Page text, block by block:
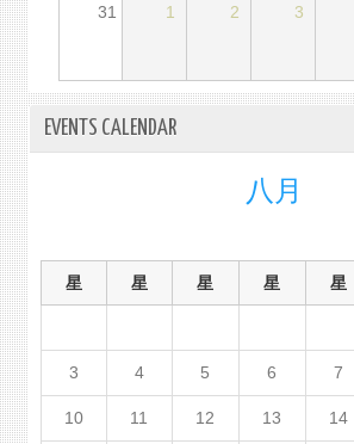
31 1 2 3
EVENTS CALENDAR
八月
星 星 星 星 星
3 4 5 6 7
10 11 12 13 14